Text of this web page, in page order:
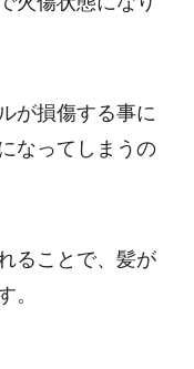
が損傷する事に
なってしまうの
ることで、髪が
。